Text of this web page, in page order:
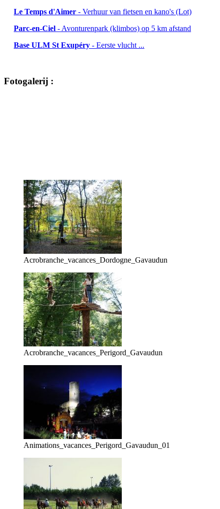
Le Temps d'Aimer - Verhuur van fietsen en kano's (Lot)
Parc-en-Ciel - Avonturenpark (klimbos) op 5 km afstand
Base ULM St Exupéry - Eerste vlucht ...
Fotogalerij :
Acrobranche_vacances_Dordogne_Gavaudun
Acrobranche_vacances_Perigord_Gavaudun
Animations_vacances_Perigord_Gavaudun_01